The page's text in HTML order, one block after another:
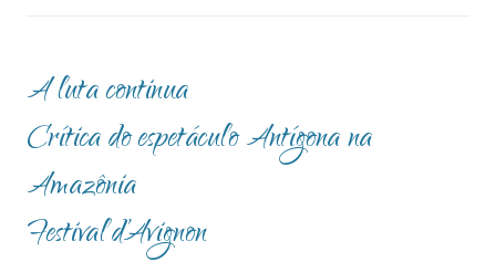
A luta continua
Crítica do espetáculo Antígona na
Amazônia
Festival d’Avignon